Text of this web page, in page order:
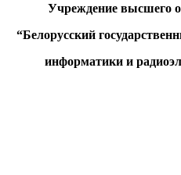
Учреждение высшего
“Белорусский
информатики и